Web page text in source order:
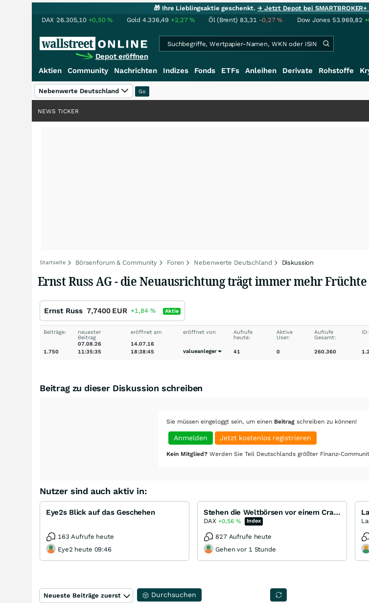
🎁 Ihre Lieblingsaktie geschenkt.→ Jetzt Depot bei
DAX 26.305,10 +0,50% Gold 4.336,49 +2,27% Öl (Brent) 83,31 -0,27% Dow Jones 53.969,82
Depot eröffnen
Aktien Community Nachrichten Indizes Fonds ETFs Anleihen Derivate Rohstoffe
Nebenwerte Deutschland
NEWS TICKER
Startseite Börsenforum & Community Foren Nebenwerte Deutschland Diskussion
Ernst Russ AG - die Neuausrichtung trägt immer mehr Früchte
Ernst Russ 7,7400 EUR +1,84 % Aktie
Beiträge:
1.750
neuester
Beitrag
07.08.26
11:35:35
eröffnet am
14.07.16
18:38:45
eröffnet von
valueanleger
Aufrufe
heute:
41
Aktive
User:
0
Aufrufe
Gesamt:
260.360
ID:
Beitrag zu dieser Diskussion schreiben
Sie müssen eingeloggt sein, um einen Beitrag schreiben zu können!
Anmelden Jetzt kostenlos registrieren
Kein Mitglied? Werden Sie Teil Deutschlands größter Finanz-
Nutzer sind auch aktiv in:
Eye2s Blick auf das Geschehen
163 Aufrufe heute
Eye2 heute 09:46
Stehen die Weltbörsen vor einem Crash ???
DAX +0,56 % Index
827 Aufrufe heute
Gehen vor 1 Stunde
Neueste Beiträge zuerst Durchsuchen